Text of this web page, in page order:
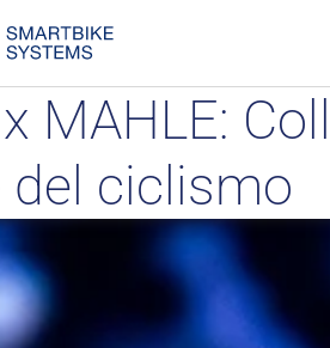
x MAHLE:
del ciclismo